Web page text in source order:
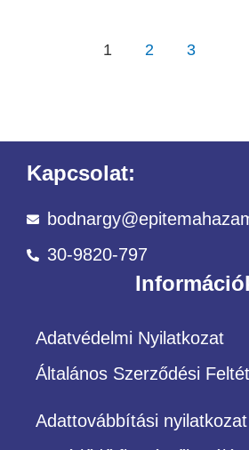
1 2 3
Kapcsolat:
30-9820-797
Adatvédelmi Nyilatkozat
Általános Szerződési
Adattovábbítási nyilatkozat